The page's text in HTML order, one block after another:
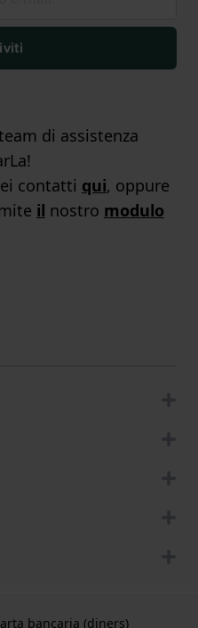
di assistenza
contatti qui, oppure
il nostro modulo